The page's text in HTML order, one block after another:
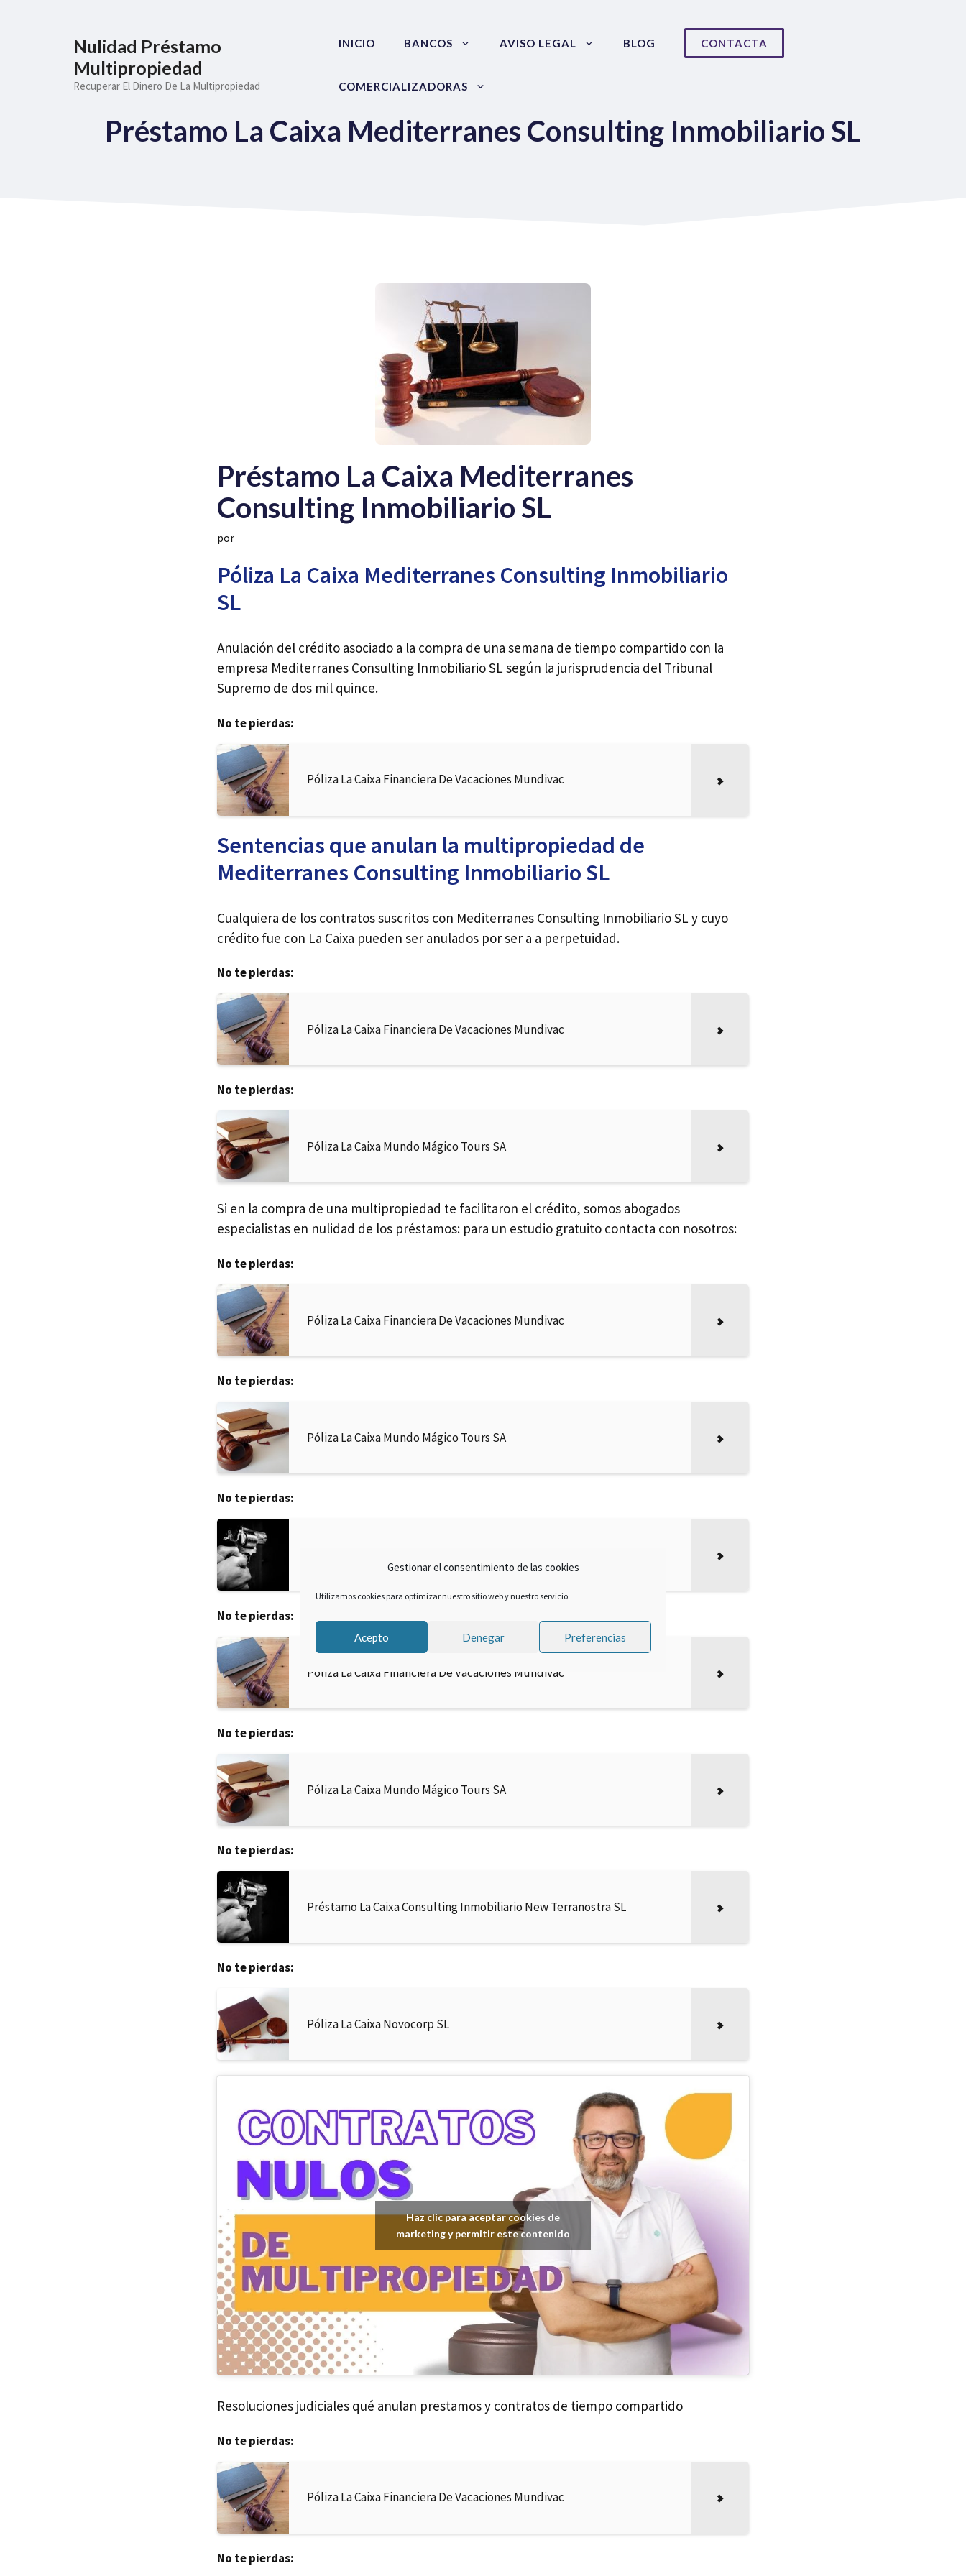
Gestionar el consentimiento de las cookies
Utilizamos cookies para optimizar nuestro sitio web y nuestro servicio.
Acepto Denegar Preferencias
Nulidad Préstamo
Multipropiedad
Recuperar El Dinero De La Multipropiedad
INICIO BANCOS AVISO LEGAL BLOG CONTACTA
COMERCIALIZADORAS
Préstamo La Caixa Mediterranes Consulting Inmobiliario SL
Préstamo La Caixa Mediterranes
Consulting Inmobiliario SL
por
Póliza La Caixa Mediterranes Consulting Inmobiliario
SL
Anulación del crédito asociado a la compra de una semana de tiempo compartido con la
empresa Mediterranes Consulting Inmobiliario SL según la jurisprudencia del Tribunal
Supremo de dos mil quince.
No te pierdas:
Póliza La Caixa Financiera De Vacaciones Mundivac
Sentencias que anulan la multipropiedad de
Mediterranes Consulting Inmobiliario SL
Cualquiera de los contratos suscritos con Mediterranes Consulting Inmobiliario SL y cuyo
crédito fue con La Caixa pueden ser anulados por ser a a perpetuidad.
No te pierdas:
Póliza La Caixa Financiera De Vacaciones Mundivac
No te pierdas:
Póliza La Caixa Mundo Mágico Tours SA
Si en la compra de una multipropiedad te facilitaron el crédito, somos abogados
especialistas en nulidad de los préstamos: para un estudio gratuito contacta con nosotros:
No te pierdas:
Póliza La Caixa Financiera De Vacaciones Mundivac
No te pierdas:
Póliza La Caixa Mundo Mágico Tours SA
No te pierdas:
No te pierdas:
Póliza La Caixa Financiera De Vacaciones Mundivac
No te pierdas:
Póliza La Caixa Mundo Mágico Tours SA
No te pierdas:
Préstamo La Caixa Consulting Inmobiliario New Terranostra SL
No te pierdas:
Póliza La Caixa Novocorp SL
Haz clic para aceptar cookies de
marketing y permitir este contenido
Resoluciones judiciales qué anulan prestamos y contratos de tiempo compartido
No te pierdas:
Póliza La Caixa Financiera De Vacaciones Mundivac
No te pierdas: